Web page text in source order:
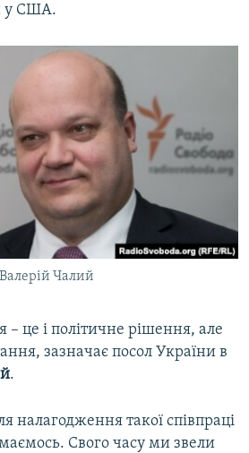
у США.
Чалий
– це і політичне рішення, але
зазначає посол України в
.
налагодження такої співпраці
Свого часу ми звели